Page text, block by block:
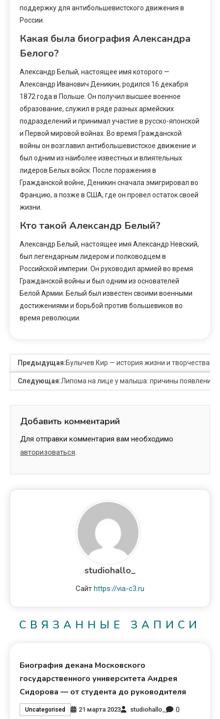
поддержку для антибольшевистского движения в
России.
Какая была биография Александра
Белого?
Александр Белый, настоящее имя которого —
Александр Иванович Деникин, родился 16 декабря
1872 года в Польше. Он получил высшее военное
образование, служил в ряде разных армейских
подразделений и принимал участие в русско-японской
и Первой мировой войнах. Во время Гражданской
войны он возглавил антибольшевистское движение и
был одним из наиболее известных и влиятельных
лидеров Белых войск. После поражения в
Гражданской войне, Деникин сначала эмигрировал во
Францию, а позже в США, где он провел остаток своей
жизни.
Кто такой Александр Белый?
Александр Белый, настоящее имя Александр Невский,
был легендарным лидером и полководцем в
Российской империи. Он руководил армией во время
Гражданской войны и был одним из основателей
Белой Армии. Белый был известен своими военными
достижениями и борьбой против большевиков во
время революции.
Предыдущая:Булычев Кир — история жизни и творчества
Следующая:Липома на лице у малыша: причины появления
Добавить комментарий
Для отправки комментария вам необходимо
авторизоваться.
studiohallo_
Сайт https://via-c3.ru
СВЯЗАННЫЕ ЗАПИСИ
Биография декана Московского
государственного университета Андрея
Сидорова — от студента до руководителя
Uncategorised 21 марта 2023 studiohallo_ 0